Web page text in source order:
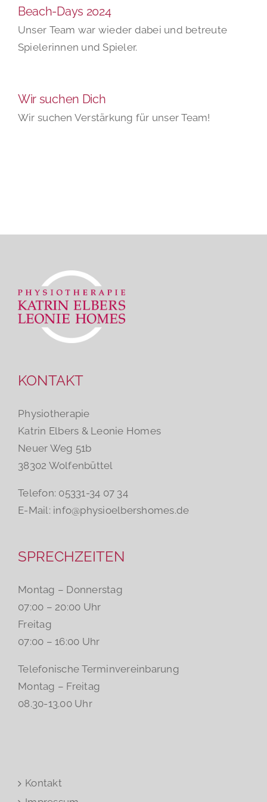
Beach-Days 2024
Unser Team war wieder dabei und betreute
Spielerinnen und Spieler.
Wir suchen Dich
Wir suchen Verstärkung für unser Team!
KONTAKT
Physiotherapie
Katrin Elbers & Leonie Homes
Neuer Weg 51b
38302 Wolfenbüttel
Telefon: 05331-34 07 34
E-Mail: info@physioelbershomes.de
SPRECHZEITEN
Montag – Donnerstag
07:00 – 20:00 Uhr
Freitag
07:00 – 16:00 Uhr
Telefonische Terminvereinbarung
Montag – Freitag
08.30-13.00 Uhr
Kontakt